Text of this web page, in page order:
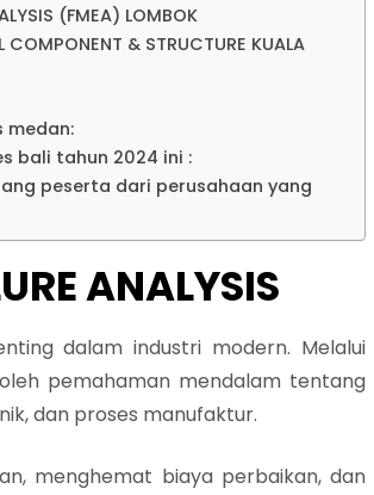
(FMEA) LOMBOK
COMPONENT & STRUCTURE KUALA
medan:
bali tahun 2024 ini :
peserta dari perusahaan yang
ANALYSIS
dalam industri modern. Melalui
pemahaman mendalam tentang
dan proses manufaktur.
menghemat biaya perbaikan, dan